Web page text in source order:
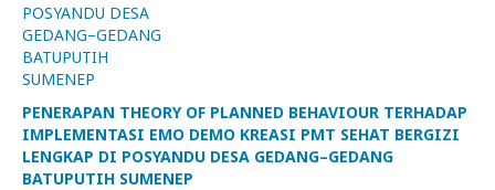
PENERAPAN THEORY OF PLANNED BEHAVIOUR TERHADAP
IMPLEMENTASI EMO DEMO KREASI PMT SEHAT BERGIZI
LENGKAP DI POSYANDU DESA GEDANG–GEDANG
BATUPUTIH SUMENEP